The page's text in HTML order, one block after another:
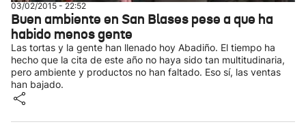
03/02/2015 - 22:52
Buen ambiente en San Blases pese a que ha
habido menos gente
Las tortas y la gente han llenado hoy Abadiño. El tiempo ha
hecho que la cita de este año no haya sido tan multitudinaria,
pero ambiente y productos no han faltado. Eso sí, las ventas
han bajado.